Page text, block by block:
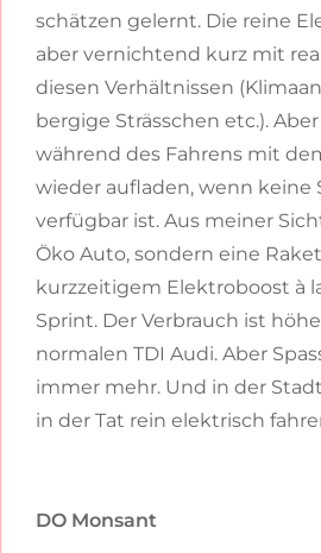
schätzen gelernt. Die reine
aber vernichtend kurz mit
diesen Verhältnissen
bergige Strässchen etc.).
während des Fahrens mit
wieder aufladen, wenn keine
verfügbar ist. Aus meiner
Öko Auto, sondern eine
kurzzeitigem Elektroboost à
Sprint. Der Verbrauch ist
normalen TDI Audi. Aber
immer mehr. Und in der
in der Tat rein elektrisch
DO Monsant